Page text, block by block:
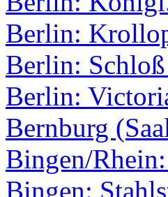
Berlin:
Berlin:
Berlin:
Bernburg
Bingen/
Bingen: